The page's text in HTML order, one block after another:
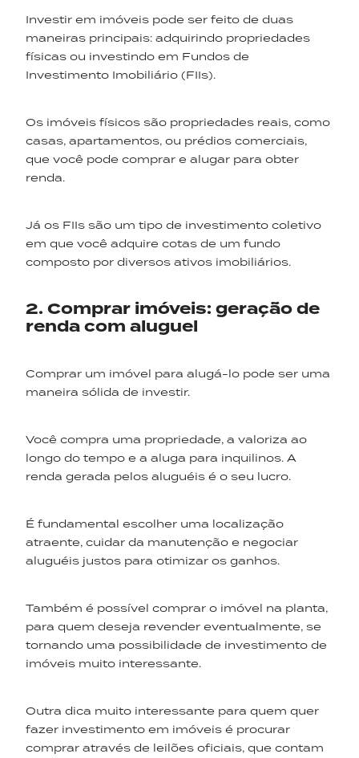
Investir em imóveis pode ser feito de duas
maneiras principais: adquirindo propriedades
físicas ou investindo em Fundos de
Investimento Imobiliário (FIIs).
Os imóveis físicos são propriedades reais, como
casas, apartamentos, ou prédios comerciais,
que você pode comprar e alugar para obter
renda.
Já os FIIs são um tipo de investimento coletivo
em que você adquire cotas de um fundo
composto por diversos ativos imobiliários.
2. Comprar imóveis: geração de
renda com aluguel
Comprar um imóvel para alugá-lo pode ser uma
maneira sólida de investir.
Você compra uma propriedade, a valoriza ao
longo do tempo e a aluga para inquilinos. A
renda gerada pelos aluguéis é o seu lucro.
É fundamental escolher uma localização
atraente, cuidar da manutenção e negociar
aluguéis justos para otimizar os ganhos.
Também é possível comprar o imóvel na planta,
para quem deseja revender eventualmente, se
tornando uma possibilidade de investimento de
imóveis muito interessante.
Outra dica muito interessante para quem quer
fazer investimento em imóveis é procurar
comprar através de leilões oficiais, que contam